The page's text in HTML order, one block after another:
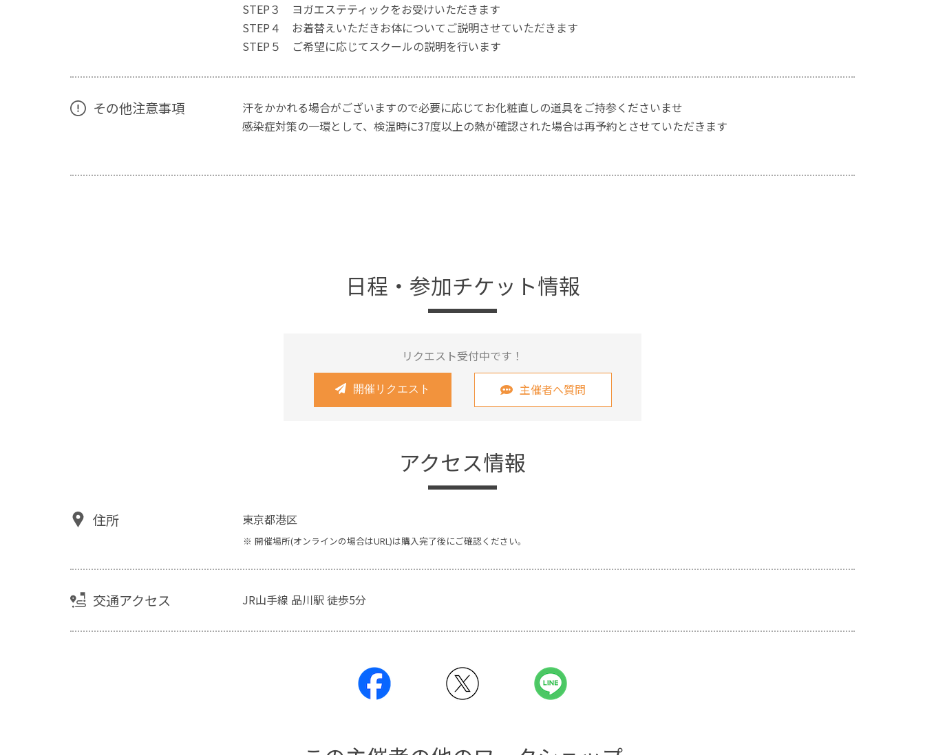
STEP３ ヨガエステティックをお受けいただきます
STEP４ お着替えいただきお体についてご説明させていただきます
STEP５ ご希望に応じてスクールの説明を行います
その他注意事項
汗をかかれる場合がございますので必要に応じてお化粧直しの道具をご持参くださいませ
感染症対策の一環として、検温時に37度以上の熱が確認された場合は再予約とさせていただきます
日程・参加チケット情報
リクエスト受付中です！
開催リクエスト 主催者へ質問
アクセス情報
住所 東京都港区
開催場所(オンラインの場合はURL)は購入完了後にご確認ください。
交通アクセス JR山手線 品川駅 徒歩5分